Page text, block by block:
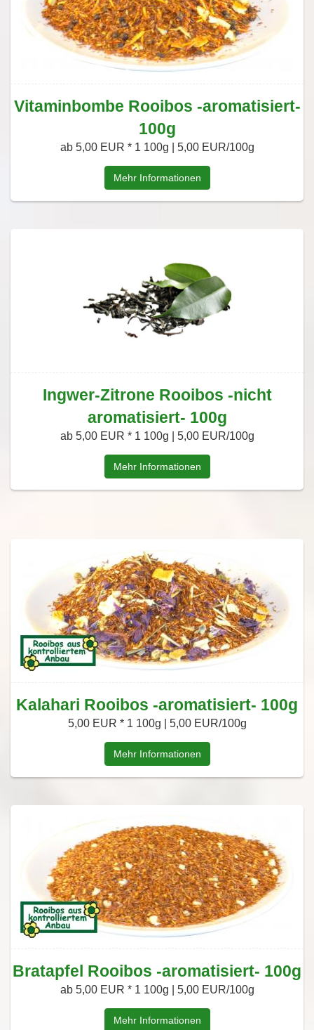
Vitaminbombe Rooibos -aromatisiert-
100g
ab 5,00 EUR * 1 100g | 5,00 EUR/100g
Mehr Informationen
Ingwer-Zitrone Rooibos -nicht
aromatisiert- 100g
ab 5,00 EUR * 1 100g | 5,00 EUR/100g
Mehr Informationen
Kalahari Rooibos -aromatisiert- 100g
5,00 EUR * 1 100g | 5,00 EUR/100g
Mehr Informationen
Bratapfel Rooibos -aromatisiert- 100g
ab 5,00 EUR * 1 100g | 5,00 EUR/100g
Mehr Informationen